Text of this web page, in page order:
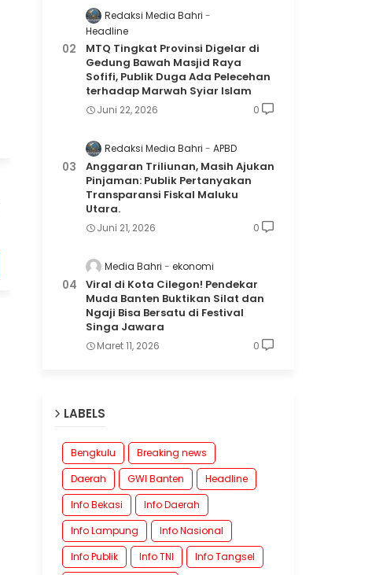
Redaksi Media Bahri
Headline
MTQ Tingkat Provinsi Digelar di
Gedung Bawah Masjid Raya
Sofifi, Publik Duga Ada Pelecehan
terhadap Marwah Syiar Islam
Juni 22, 2026 0
Redaksi Media Bahri APBD
Anggaran Triliunan, Masih Ajukan
Pinjaman: Publik Pertanyakan
Transparansi Fiskal Maluku
Utara.
Juni 21, 2026 0
Media Bahri ekonomi
Viral di Kota Cilegon! Pendekar
Muda Banten Buktikan Silat dan
Ngaji Bisa Bersatu di Festival
Singa Jawara
Maret 11, 2026 0
LABELS
Bengkulu
Breaking news
Daerah
GWI Banten
Headline
Info Bekasi
Info Daerah
Info Lampung
Info Nasional
Info Publik
Info TNI
Info Tangsel